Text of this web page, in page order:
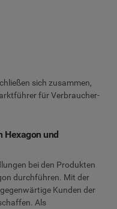
sich zusammen,
für Verbraucher-
Hexagon und
bei den Produkten
durchführen. Mit der
Kunden der
Als